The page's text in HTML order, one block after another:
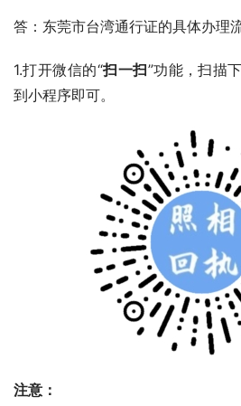
答：东莞市台湾通行证的具体办理
1.打开微信的“扫一扫”功能，扫描
到小程序即可。
注意：